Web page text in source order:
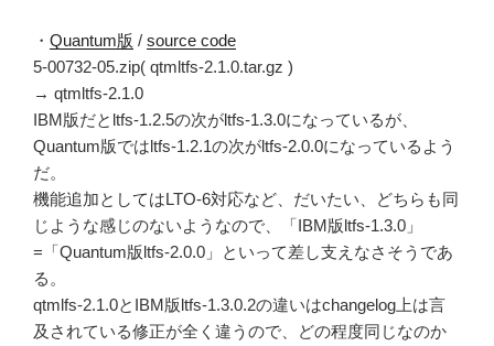
・ Quantum版 / source code
5-00732-05.zip( qtmltfs-2.1.0.tar.gz )
→ qtmltfs-2.1.0
IBM版だとltfs-1.2.5の次がltfs-1.3.0になっているが、
Quantum版ではltfs-1.2.1の次がltfs-2.0.0になっているよう
だ。
機能追加としてはLTO-6対応など、だいたい、どちらも同
じような感じのないようなので、「IBM版ltfs-1.3.0」
=「Quantum版ltfs-2.0.0」といって差し支えなさそうであ
る。
qtmlfs-2.1.0とIBM版ltfs-1.3.0.2の違いはchangelog上は言
及されている修正が全く違うので、どの程度同じなのか